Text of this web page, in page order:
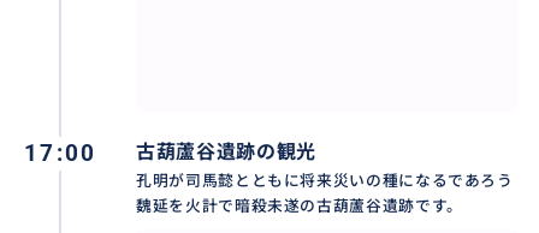
17:00 古葫蘆谷遺跡の観光
孔明が司馬懿とともに将来災いの種になるであろう
魏延を火計で暗殺未遂の古葫蘆谷遺跡です。